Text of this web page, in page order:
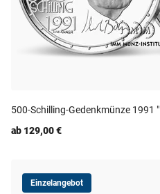
500-Schilling-Gedenkmünze 1991
ab 129,00 €
Einzelangebot